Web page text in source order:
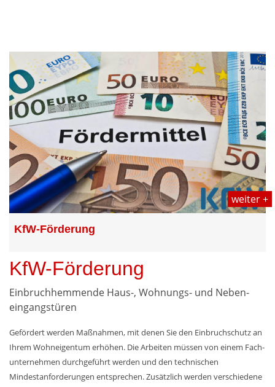
weiter +
KfW-Förderung
KfW-Förderung
Einbruch­hemmende Haus-, Wohnungs- und Neben­
eingangs­türen
Gefördert werden Maßnahmen, mit denen Sie den Einbruch­schutz an
Ihrem Wohn­eigentum erhöhen. Die Arbeiten müssen von einem Fach­
unternehmen durchgeführt werden und den technischen
Mindestanforderungen entsprechen. Zusätzlich werden verschiedene